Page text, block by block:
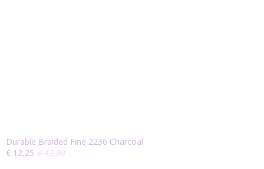
Durable Braided Fine 2236 Charcoal
€ 12,25 € 12,90